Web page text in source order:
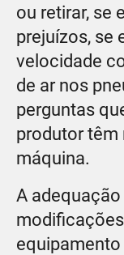
ou retirar, se
prejuízos, se
velocidade
de ar nos
perguntas
produtor têm
máquina.
A